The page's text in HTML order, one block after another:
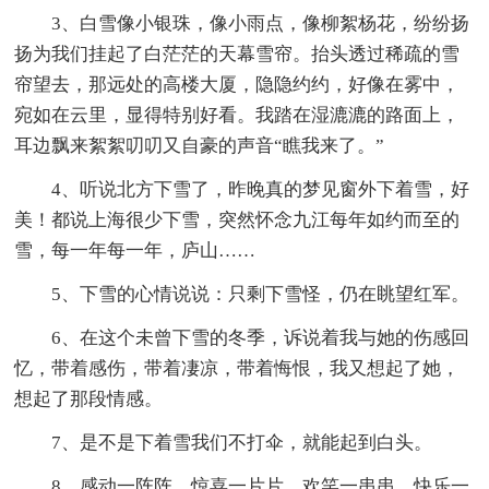
3、白雪像小银珠，像小雨点，像柳絮杨花，纷纷扬
扬为我们挂起了白茫茫的天幕雪帘。抬头透过稀疏的雪
帘望去，那远处的高楼大厦，隐隐约约，好像在雾中，
宛如在云里，显得特别好看。我踏在湿漉漉的路面上，
耳边飘来絮絮叨叨又自豪的声音“瞧我来了。”
4、听说北方下雪了，昨晚真的梦见窗外下着雪，好
美！都说上海很少下雪，突然怀念九江每年如约而至的
雪，每一年每一年，庐山……
5、下雪的心情说说：只剩下雪怪，仍在眺望红军。
6、在这个未曾下雪的冬季，诉说着我与她的伤感回
忆，带着感伤，带着凄凉，带着悔恨，我又想起了她，
想起了那段情感。
7、是不是下着雪我们不打伞，就能起到白头。